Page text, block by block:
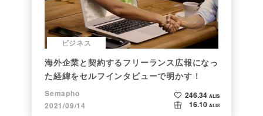
ビジネス
海外企業と契約するフリーランス広報になっ
た経緯をセルフインタビューで明かす！
Semapho
2021/09/14
246.34 ALIS
16.10 ALIS